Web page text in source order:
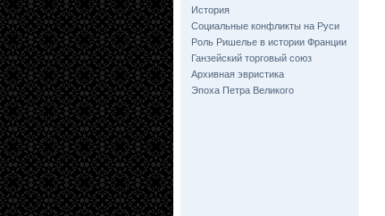
История
Социальные конфликты на Руси
Роль Ришелье в истории Франции
Ганзейский торговый союз
Архивная эвристика
Эпоха Петра Великого